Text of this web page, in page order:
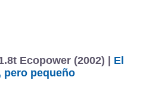
Ecopower (2002) | El
pequeño